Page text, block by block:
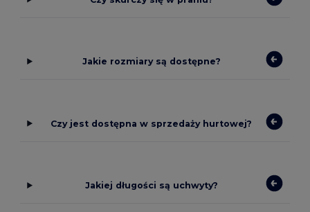
Jakie rozmiary są dostępne?
Czy jest dostępna w sprzedaży hurtowej?
Jakiej długości są uchwyty?